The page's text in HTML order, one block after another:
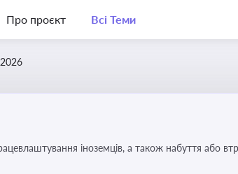
Про проєкт Всі Теми
іноземців, а також набуття або